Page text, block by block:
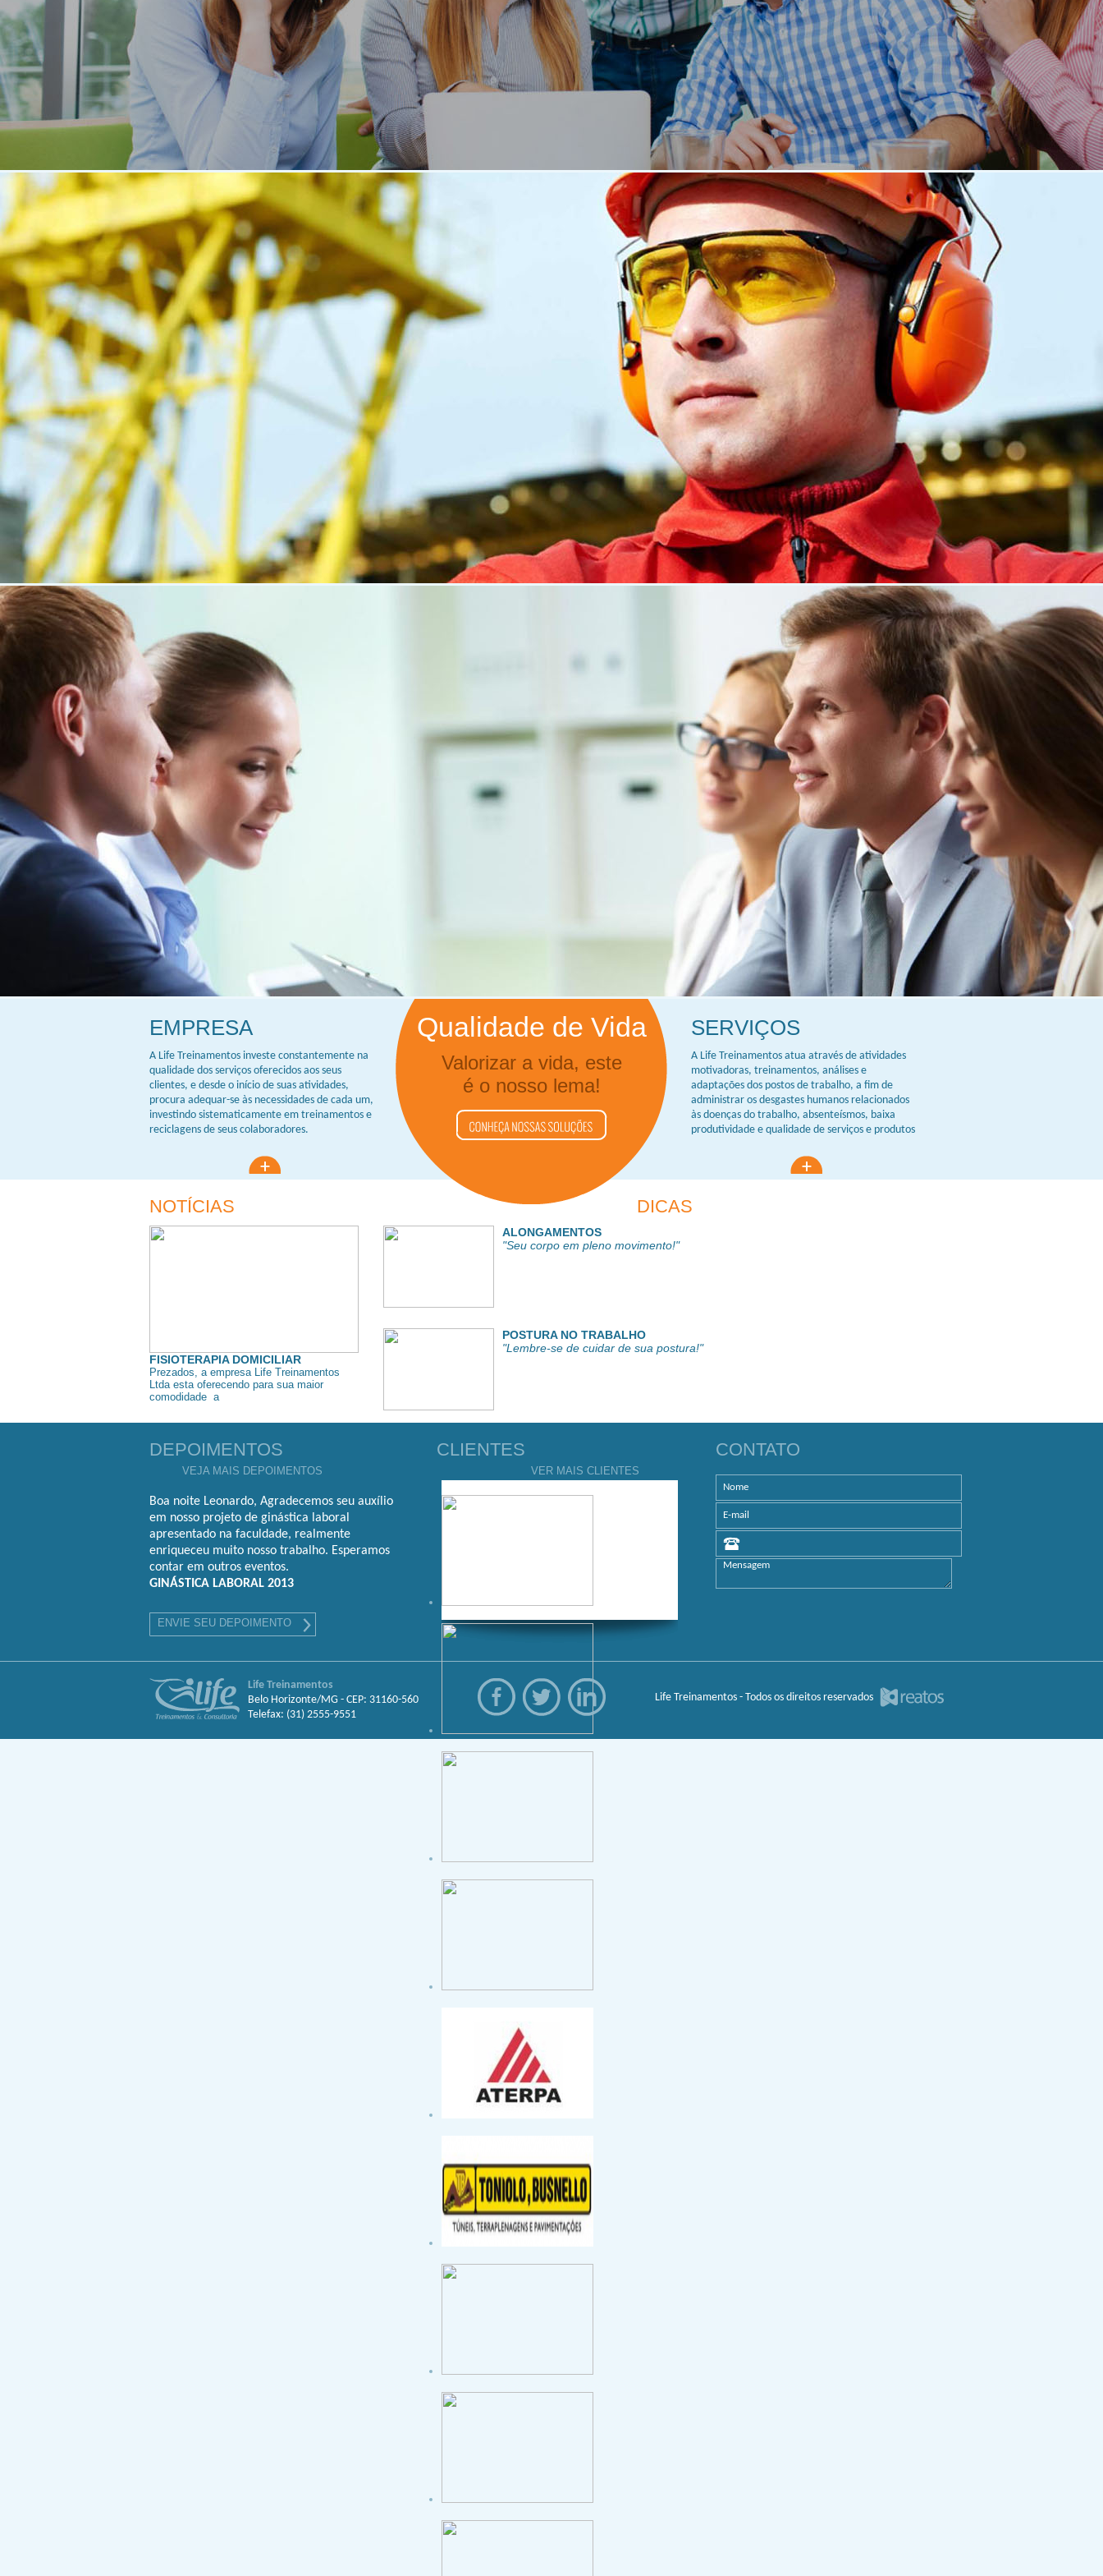
EMPRESA
A Life Treinamentos investe constantemente na
qualidade dos serviços oferecidos aos seus
clientes, e desde o início de suas atividades,
procura adequar-se às necessidades de cada um,
investindo sistematicamente em treinamentos e
reciclagens de seus colaboradores.
Qualidade de Vida
Valorizar a vida, este
é o nosso lema!
SERVIÇOS
A Life Treinamentos atua através de atividades
motivadoras, treinamentos, análises e
adaptações dos postos de trabalho, a fim de
administrar os desgastes humanos relacionados
às doenças do trabalho, absenteísmos, baixa
produtividade e qualidade de serviços e produtos
NOTÍCIAS DICAS
FISIOTERAPIA DOMICILIAR
Prezados, a empresa Life Treinamentos
Ltda esta oferecendo para sua maior
comodidade a
ALONGAMENTOS
"Seu corpo em pleno movimento!"
POSTURA NO TRABALHO
"Lembre-se de cuidar de sua postura!"
DEPOIMENTOS
VEJA MAIS DEPOIMENTOS
Boa noite Leonardo, Agradecemos seu auxílio
em nosso projeto de ginástica laboral
apresentado na faculdade, realmente
enriqueceu muito nosso trabalho. Esperamos
contar em outros eventos.
GINÁSTICA LABORAL 2013
ENVIE SEU DEPOIMENTO
CLIENTES
VER MAIS CLIENTES
CONTATO
Life Treinamentos
Belo Horizonte/MG - CEP: 31160-560
Telefax: (31) 2555-9551
Life Treinamentos - Todos os direitos reservados